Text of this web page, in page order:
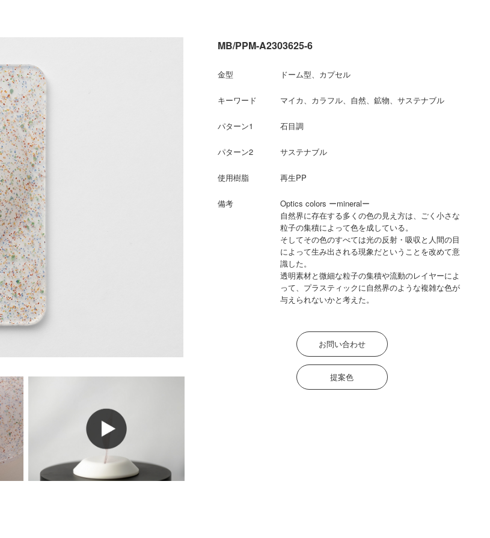
MB/PPM-A2303625-6
金型 ドーム型、カプセル
キーワード マイカ、カラフル、自然、鉱物、サステナブル
パターン1 石目調
パターン2 サステナブル
使用樹脂 再生PP
備考
Optics colors ーmineralー
自然界に存在する多くの色の見え方は、ごく小さな
粒子の集積によって色を成している。
そしてその色のすべては光の反射・吸収と人間の目
によって生み出される現象だということを改めて意
識した。
透明素材と微細な粒子の集積や流動のレイヤーによ
って、プラスティックに自然界のような複雑な色が
与えられないかと考えた。
お問い合わせ
提案色